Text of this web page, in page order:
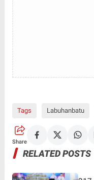
Tags Labuhanbatu
Share
RELATED POSTS